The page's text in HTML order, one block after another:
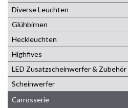
Diverse Leuchten
Glühbirnen
Heckleuchten
Highfives
LED Zusatzscheinwerfer & Zubehör
Scheinwerfer
Carrosserie